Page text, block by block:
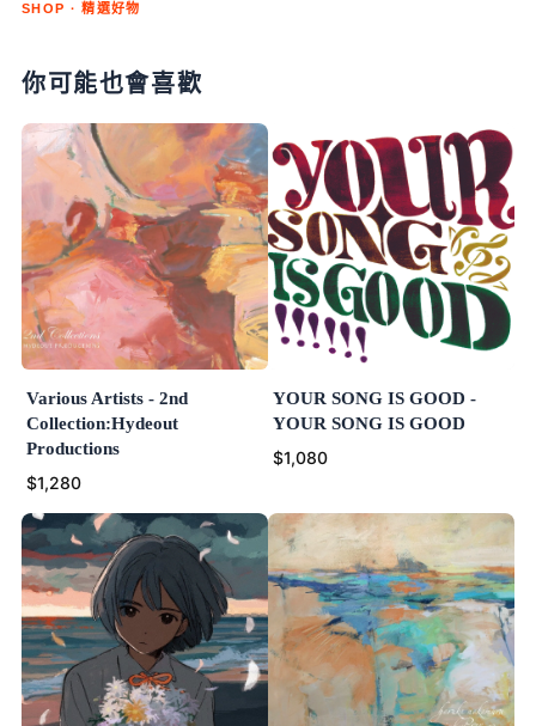
SHOP · 精選好物
你可能也會喜歡
Various Artists - 2nd
Collection:Hydeout
Productions
$1,280
YOUR SONG IS GOOD -
YOUR SONG IS GOOD
$1,080